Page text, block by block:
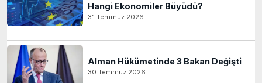
Hangi Ekonomiler Büyüdü?
31 Temmuz 2026
Alman Hükümetinde 3 Bakan Değişti
30 Temmuz 2026